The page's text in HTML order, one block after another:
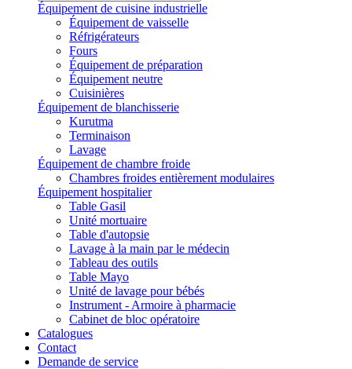
Équipement de cuisine industrielle
Équipement de vaisselle
Réfrigérateurs
Fours
Équipement de préparation
Équipement neutre
Cuisinières
Équipement de blanchisserie
Kurutma
Terminaison
Lavage
Équipement de chambre froide
Chambres froides entièrement modulaires
Équipement hospitalier
Table Gasil
Unité mortuaire
Table d'autopsie
Lavage à la main par le médecin
Tableau des outils
Table Mayo
Unité de lavage pour bébés
Instrument - Armoire à pharmacie
Cabinet de bloc opératoire
Catalogues
Contact
Demande de service